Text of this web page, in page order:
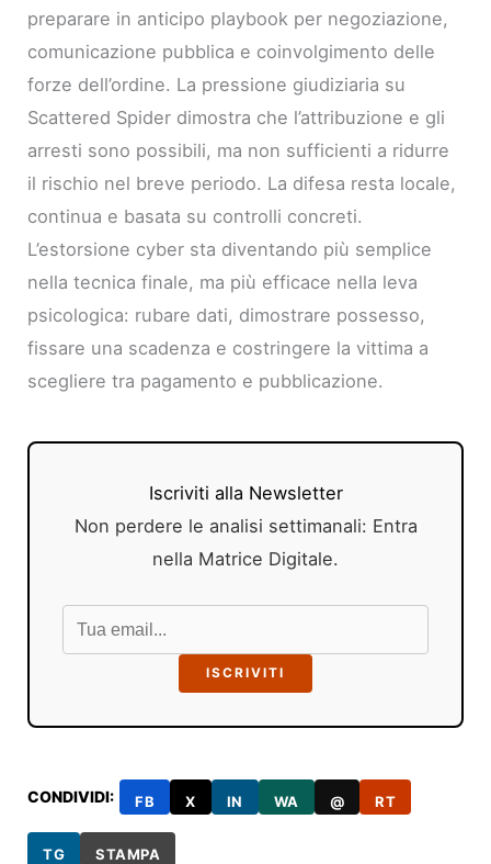
preparare in anticipo playbook per negoziazione,
comunicazione pubblica e coinvolgimento delle
forze dell’ordine. La pressione giudiziaria su
Scattered Spider dimostra che l’attribuzione e gli
arresti sono possibili, ma non sufficienti a ridurre
il rischio nel breve periodo. La difesa resta locale,
continua e basata su controlli concreti.
L’estorsione cyber sta diventando più semplice
nella tecnica finale, ma più efficace nella leva
psicologica: rubare dati, dimostrare possesso,
fissare una scadenza e costringere la vittima a
scegliere tra pagamento e pubblicazione.
Iscriviti alla Newsletter
Non perdere le analisi settimanali: Entra
nella Matrice Digitale.
ISCRIVITI
CONDIVIDI: FB X IN WA @ RT
TG STAMPA